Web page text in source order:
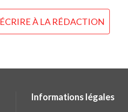
ÉCRIRE À LA RÉDACTION
Informations légales